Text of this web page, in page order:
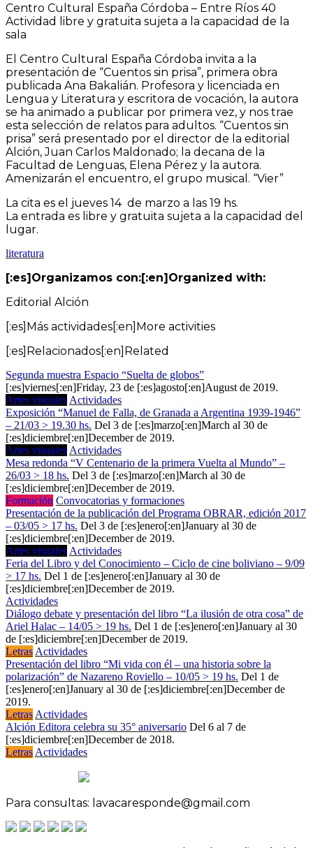
Centro Cultural España Córdoba – Entre Ríos 40
Actividad libre y gratuita sujeta a la capacidad de la
sala
El Centro Cultural España Córdoba invita a la
presentación de “Cuentos sin prisa”, primera obra
publicada Ana Bakalián. Profesora y licenciada en
Lengua y Literatura y escritora de vocación, la autora
se ha animado a publicar por primera vez, y nos trae
esta selección de relatos para adultos. “Cuentos sin
prisa” será presentado por el director de la editorial
Alción, Juan Carlos Maldonado; la decana de la
Facultad de Lenguas, Elena Pérez y la autora.
Amenizarán el encuentro, el grupo musical. “Vier”
La cita es el jueves 14 de marzo a las 19 hs.
La entrada es libre y gratuita sujeta a la capacidad del
lugar.
literatura
[:es]Organizamos con:[:en]Organized with:
Editorial Alción
[:es]Más actividades[:en]More activities
[:es]Relacionados[:en]Related
Segunda muestra Espacio “Suelta de globos”
[:es]viernes[:en]Friday, 23 de [:es]agosto[:en]August de 2019.
Artes visuales Actividades
Exposición “Manuel de Falla, de Granada a Argentina 1939-1946”
– 21/03 > 19.30 hs. Del 3 de [:es]marzo[:en]March al 30 de
[:es]diciembre[:en]December de 2019.
Artes visuales Actividades
Mesa redonda “V Centenario de la primera Vuelta al Mundo” –
26/03 > 18 hs. Del 3 de [:es]marzo[:en]March al 30 de
[:es]diciembre[:en]December de 2019.
Formación Convocatorias y formaciones
Presentación de la publicación del Programa OBRAR, edición 2017
– 03/05 > 17 hs. Del 3 de [:es]enero[:en]January al 30 de
[:es]diciembre[:en]December de 2019.
Artes visuales Actividades
Feria del Libro y del Conocimiento – Ciclo de cine boliviano – 9/09
> 17 hs. Del 1 de [:es]enero[:en]January al 30 de
[:es]diciembre[:en]December de 2019.
Actividades
Diálogo debate y presentación del libro “La ilusión de otra cosa” de
Ariel Halac – 14/05 > 19 hs. Del 1 de [:es]enero[:en]January al 30
de [:es]diciembre[:en]December de 2019.
Letras Actividades
Presentación del libro “Mi vida con él – una historia sobre la
polarización” de Nazareno Roviello – 10/05 > 19 hs. Del 1 de
[:es]enero[:en]January al 30 de [:es]diciembre[:en]December de
2019.
Letras Actividades
Alción Editora celebra su 35° aniversario Del 6 al 7 de
[:es]diciembre[:en]December de 2018.
Letras Actividades
Para consultas: lavacaresponde@gmail.com